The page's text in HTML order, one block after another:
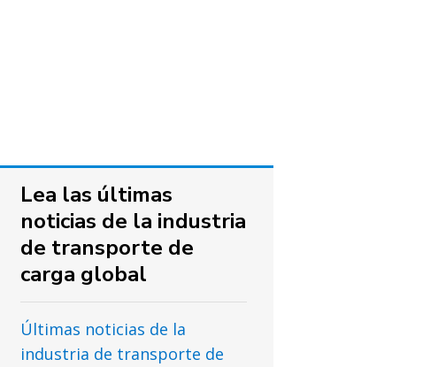
Lea las últimas
noticias de la industria
de transporte de
carga global
Últimas noticias de la
industria de transporte de